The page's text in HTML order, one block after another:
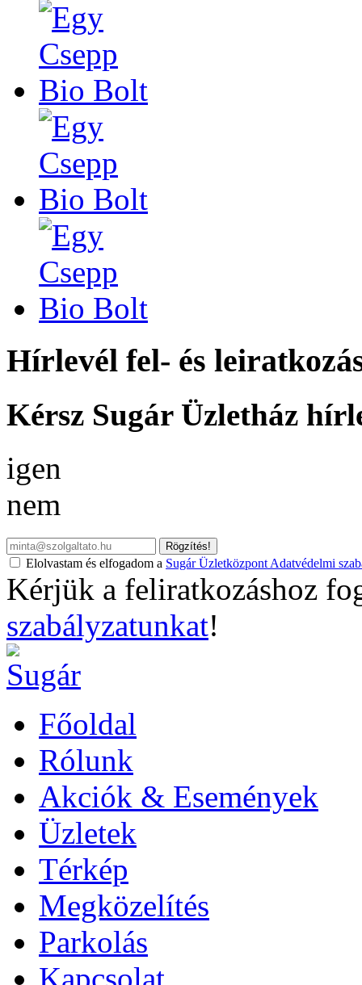
Hírlevél fel- és
Kérsz Sugár Üzletház
igen
nem
Rögzítés!
Elolvastam és elfogadom a Sugár Üzletközpont Adatvédelmi
Kérjük a feliratkozáshoz
szabályzatunkat!
Főoldal
Rólunk
Akciók & Események
Üzletek
Térkép
Megközelítés
Parkolás